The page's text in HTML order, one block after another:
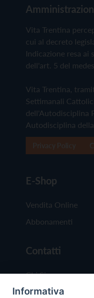
Vita Trentina
cui al decreto
Indicazione resa ai
dell'art. 5 del
Vita Trentina,
Settimanali
dell'Autodisciplina
Autodisciplina
E-Shop
Vendita Online
Abbonamenti
Contatti
Chi Siamo
Redazione
Informativa